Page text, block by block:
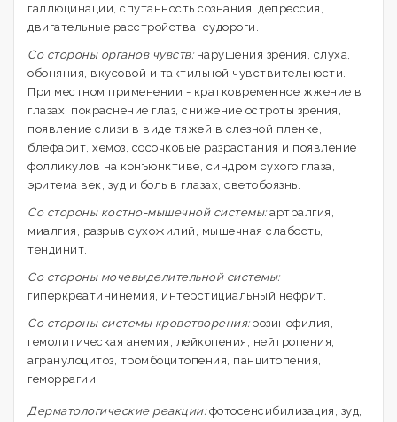
галлюцинации, спутанность сознания, депрессия,
двигательные расстройства, судороги.
Со стороны органов чувств:нарушения зрения, слуха,
обоняния, вкусовой и тактильной чувствительности.
При местном применении - кратковременное жжение в
глазах, покраснение глаз, снижение остроты зрения,
появление слизи в виде тяжей в слезной пленке,
блефарит, хемоз, сосочковые разрастания и появление
фолликулов на конъюнктиве, синдром сухого глаза,
эритема век, зуд и боль в глазах, светобоязнь.
Со стороны костно-мышечной системы:артралгия,
миалгия, разрыв сухожилий, мышечная слабость,
тендинит.
Со стороны мочевыделительной системы:
гиперкреатининемия, интерстициальный нефрит.
Со стороны системы кроветворения:эозинофилия,
гемолитическая анемия, лейкопения, нейтропения,
агранулоцитоз, тромбоцитопения, панцитопения,
геморрагии.
Дерматологические реакции:фотосенсибилизация, зуд,